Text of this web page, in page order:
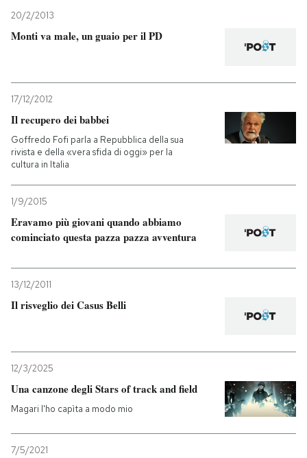
PODCAST
NEWSLETTER
I MIEI PREFERITI
SHOP
Entra
20/2/2013
Monti va male, un guaio per il PD
17/12/2012
Il recupero dei babbei
Goffredo Fofi parla a Repubblica della sua
rivista e della «vera sfida di oggi» per la
cultura in Italia
1/9/2015
Eravamo più giovani quando abbiamo
cominciato questa pazza pazza avventura
13/12/2011
Il risveglio dei Casus Belli
12/3/2025
Una canzone degli Stars of track and field
Magari l'ho capìta a modo mio
7/5/2021